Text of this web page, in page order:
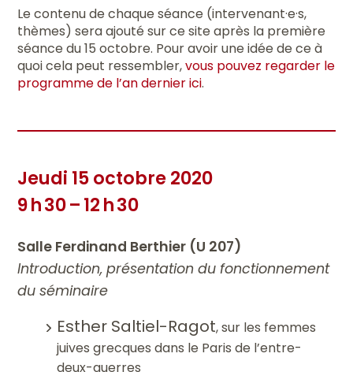
Le contenu de chaque séance (intervenant·e·s,
thèmes) sera ajouté sur ce site après la première
séance du 15 octobre. Pour avoir une idée de ce à
quoi cela peut ressembler,vous pouvez regarder le
programme de l’an dernier ici.
Jeudi 15 octobre 2020
9 h 30 – 12 h 30
Salle Ferdinand Berthier (U 207)
Introduction, présentation du fonctionnement
du séminaire
Esther Saltiel-Ragot, sur les femmes
juives grecques dans le Paris de l’entre-
deux-guerres